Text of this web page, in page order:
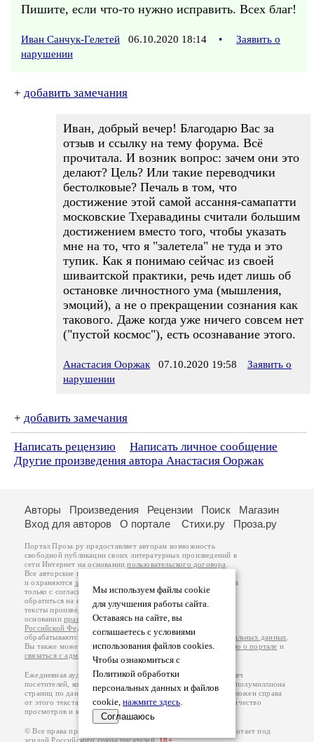
Пишите, если что-то нужно исправить. Всех благ!
Иван Санчук-Гелетей 06.10.2020 18:14 •
Заявить о
нарушении
+ добавить замечания
Иван, добрый вечер! Благодарю Вас за
отзыв и ссылку на тему форума. Всё
прочитала. И возник вопрос: зачем они это
делают? Цель? Или такие переводчики
бестолковые? Печаль в том, что
достижение этой самой ассання-самапатти
московские Тхеравадины считали большим
достижением вместо того, чтобы указать
мне на то, что я "залетела" не туда и это
тупик. Как я понимаю сейчас из своей
шиваитской практики, речь идет лишь об
остановке личностного ума (мышления,
эмоций), а не о прекращении сознания как
такового. Даже когда уже ничего совсем нет
("пустой космос"), есть осознавание этого.
Анастасия Ооржак 07.10.2020 19:58
Заявить о
нарушении
+ добавить замечания
Написать рецензию
Написать личное сообщение
Другие произведения автора Анастасия Ооржак
Мы используем файлы cookie
для улучшения работы сайта.
Оставаясь на сайте, вы
соглашаетесь с условиями
использования файлов cookies.
Чтобы ознакомиться с
Политикой обработки
персональных данных и файлов
cookie, нажмите здесь.
Соглашаюсь
Авторы Произведения Рецензии Поиск
Магазин
Вход для авторов
О портале Стихи.ру Проза.ру
Портал Проза.ру предоставляет авторам возможность
свободной публикации своих литературных произведений в
сети Интернет на основаниипользовательского договора
Все авторские права на произведения принадлежат авторам
и охраняются законом
. Перепечатка произведений возможна
только с согласия его автора, к которому вы можете
обратиться на его авторской странице. Ответственность за
тексты произведений авторы несут самостоятельно на
основанииправил публикацииизаконодательства
Российской Федерации
обрабатываются на основанииПолитики обработки персональных данных
Вы также можете посмотреть более подробнуюинформацию о портале и
связаться с администрацией
Ежедневная аудитория портала Проза.ру – порядка 100 тысяч
посетителей, которые в общей сумме просматривают более полумиллиона
страниц по данным счетчика посещаемости, который расположен справа
от этого текста. В каждой графе указано по две цифры: количество
просмотров и количество посетителей.
© Все права принадлежат авторам, 2000-2026. Портал работает под
эгидойРоссийского союза писателей.18+